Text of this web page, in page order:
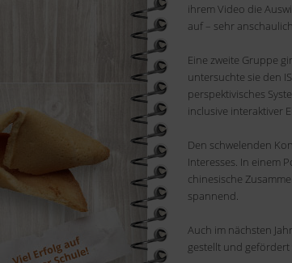
ihrem Video die
auf – sehr anschaulich
Eine zweite Gruppe
untersuchte sie den
perspektivisches
inclusive interaktiver
Den schwelenden
Interesses. In einem
chinesische
spannend.
Auch im nächsten
gestellt und gefördert